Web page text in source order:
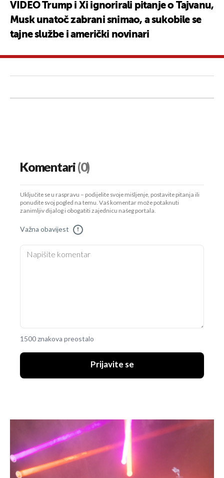
VIDEO Trump i Xi ignorirali pitanje o Tajvanu,
Musk unatoč zabrani snimao, a sukobile se
tajne službe i američki novinari
Komentari(0)
Uključite se u raspravu – podijelite svoje mišljenje, postavite pitanja ili
ponudite svoj pogled na temu. Vaš komentar može potaknuti
zanimljiv dijalog i obogatiti zajednicu našeg portala.
Važna obavijest !
1500 znakova preostalo
Prijavite se